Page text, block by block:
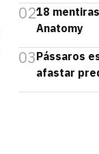
0218
Anatomy
03Pássaros
afastar